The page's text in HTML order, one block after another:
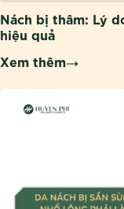
Nách bị thâm: Lý
hiệu quả
Xem thêm